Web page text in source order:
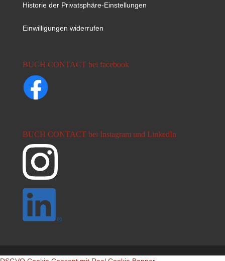
Historie der Privatsphäre-Einstellungen
Einwilligungen widerrufen
BUCH CONTACT bei facebook
BUCH CONTACT bei Instagram und LinkedIn